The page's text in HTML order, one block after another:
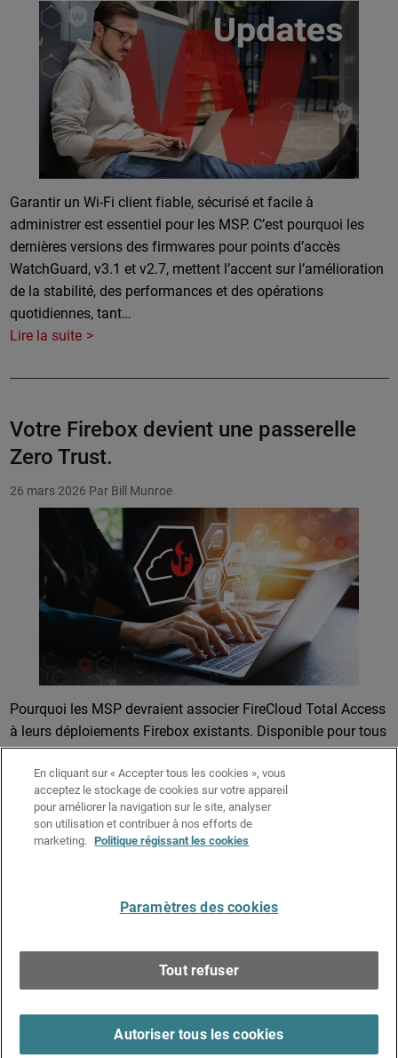
Garantir un Wi-Fi client fiable, sécurisé et facile à
administrer est essentiel pour les MSP. C’est pourquoi les
dernières versions des firmwares pour points d’accès
WatchGuard, v3.1 et v2.7, mettent l’accent sur l’amélioration
de la stabilité, des performances et des opérations
quotidiennes, tant…
Lire la suite
Votre Firebox devient une passerelle
Zero Trust.
26 mars 2026 Par Bill Munroe
Pourquoi les MSP devraient associer FireCloud Total Access
à leurs déploiements Firebox existants. Disponible pour tous
– le 26 mars 2026 Depuis des années, les MSP s’appuient
sur Firebox pour sécuriser les réseaux de leurs clients.
Firebox protège les bureaux, segmente le trafic, inspecte
les…
Lire la suite
En cliquant sur « Accepter tous les cookies », vous
acceptez le stockage de cookies sur votre appareil
pour améliorer la navigation sur le site, analyser
son utilisation et contribuer à nos efforts de
marketing. Politique régissant les cookies
Paramètres des cookies
Tout refuser
Autoriser tous les cookies